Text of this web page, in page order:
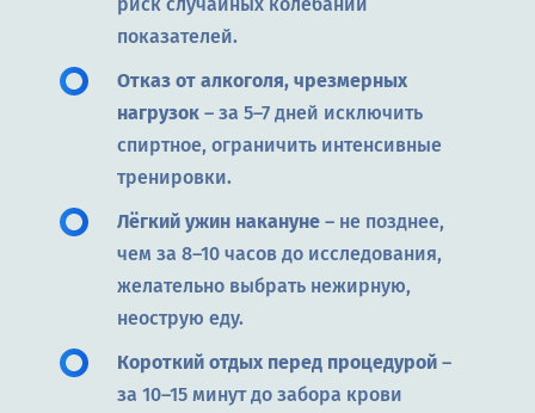
показателей.
Отказ от алкоголя, чрезмерных
нагрузок – за 5–7 дней исключить
спиртное, ограничить интенсивные
тренировки.
Лёгкий ужин накануне – не позднее,
чем за 8–10 часов до исследования,
желательно выбрать нежирную,
неострую еду.
Короткий отдых перед процедурой –
за 10–15 минут до забора крови